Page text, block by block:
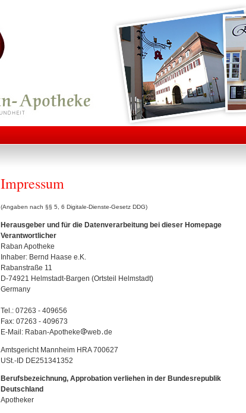
Impressum
(Angaben nach §§ 5, 6 Digitale-Dienste-Gesetz DDG)
Herausgeber und für die Datenverarbeitung bei dieser Homepage
Verantwortlicher
Raban Apotheke
Inhaber: Bernd Haase e.K.
Rabanstraße 11
D-74921 Helmstadt-Bargen (Ortsteil Helmstadt)
Germany
Tel.: 07263 - 409656
Fax: 07263 - 409673
E-Mail: Raban-Apotheke
web de
Amtsgericht Mannheim HRA 700627
USt.-ID DE251341352
Berufsbezeichnung, Approbation verliehen in der Bundesrepublik
Deutschland
Apotheker